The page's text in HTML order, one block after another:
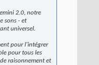
2.0, notre
sons - et
universel.
pour l'intégrer
pour tous les
raisonnement et